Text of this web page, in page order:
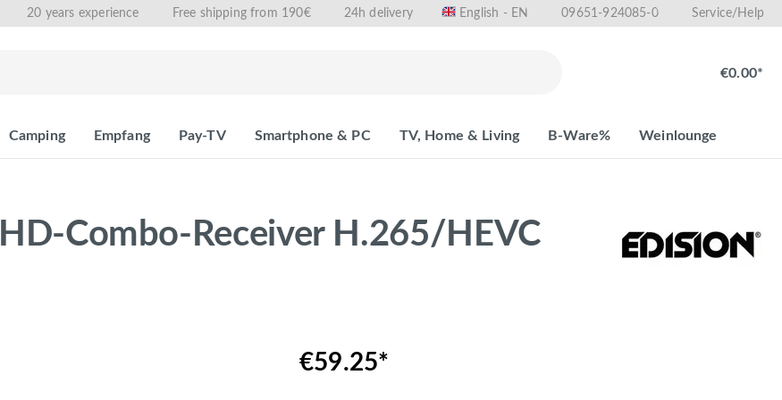
20 years experience Free shipping from 190€ 24h delivery English - EN 09651-924085-0 Service/Help
€0.00*
Camping Empfang Pay-TV Smartphone & PC TV, Home & Living B-Ware% Weinlounge
Combo-Receiver H.265/HEVC
€59.25*